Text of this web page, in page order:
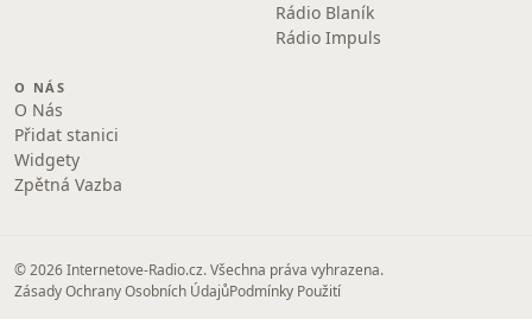
Rádio Blaník
Rádio Impuls
O NÁS
O Nás
Přidat stanici
Widgety
Zpětná Vazba
© 2026 Internetove-Radio.cz. Všechna práva vyhrazena.
Zásady Ochrany Osobních ÚdajůPodmínky Použití